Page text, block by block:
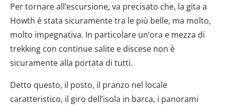
Per tornare all’escursione, va precisato che, la gita a
Howth è stata sicuramente tra le più belle, ma molto,
molto impegnativa. In particolare un’ora e mezza di
trekking con continue salite e discese non è
sicuramente alla portata di tutti.
Detto questo, il posto, il pranzo nel locale
caratteristico, il giro dell’isola in barca, i panorami